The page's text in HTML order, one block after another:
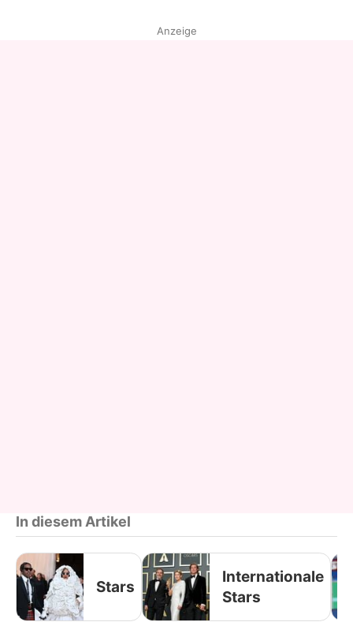
Anzeige
In diesem Artikel
Stars
Internationale
Stars